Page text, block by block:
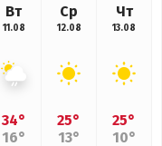
Вт
11.08
34°
16°
Ср
12.08
25°
13°
Чт
13.08
25°
10°